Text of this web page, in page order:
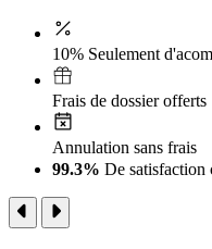
10% Seulement
Frais de dossier offerts
Annulation sans frais
99.3% De satisfaction